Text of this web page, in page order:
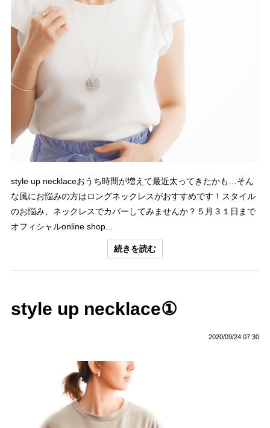
style up necklaceおうち時間が増えて最近太ってきたかも…そん
な風にお悩みの方はロングネックレスがおすすめです！スタイル
のお悩み、ネックレスでカバーしてみませんか？５月３１日まで
オフィシャルonline shop...
続きを読む
style up necklace①
2020/09/24 07:30